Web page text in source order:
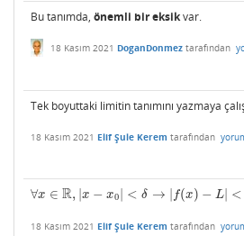
Bu tanımda, önemli bir eksikvar.
18 Kasım 2021 DoganDonmez tarafından
Tek boyuttaki limitin tanımını yazmaya
18 Kasım 2021 Elif Şule Kerem tarafından
∀x ∈ R, x − x0 < δ → f(x) − L <
∀x∈R |x− x0 |< δ→ f(x )− L|<
18 Kasım 2021 Elif Şule Kerem tarafından